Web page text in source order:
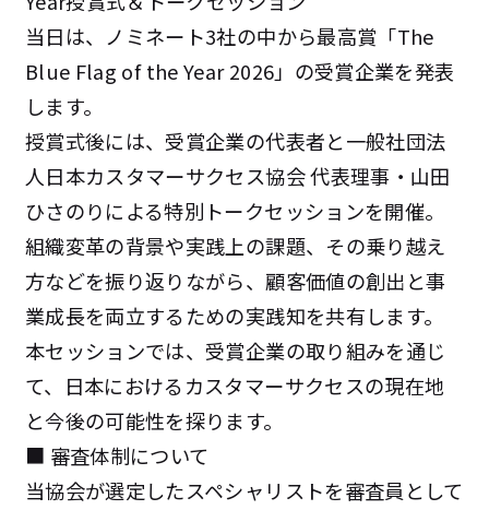
当日は、ノミネート3社の中から最高賞「The
Blue Flag of the Year 2026」の受賞企業を発表
します。
授賞式後には、受賞企業の代表者と一般社団法
人日本カスタマーサクセス協会 代表理事・山田
ひさのりによる特別トークセッションを開催。
組織変革の背景や実践上の課題、その乗り越え
方などを振り返りながら、顧客価値の創出と事
業成長を両立するための実践知を共有します。
本セッションでは、受賞企業の取り組みを通じ
て、日本におけるカスタマーサクセスの現在地
と今後の可能性を探ります。
■ 審査体制について
当協会が選定したスペシャリストを審査員として